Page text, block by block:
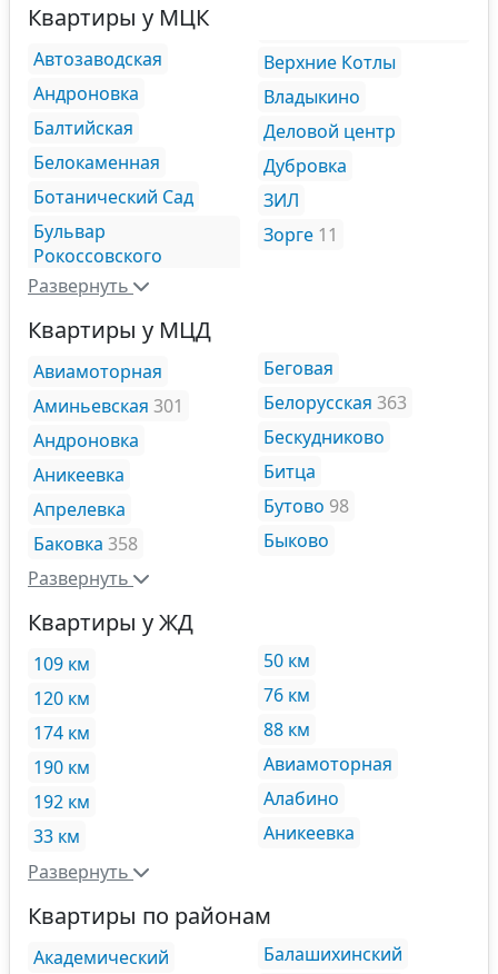
Квартиры у МЦК
Автозаводская
Андроновка
Балтийская
Белокаменная
Ботанический Сад
Бульвар
Рокоссовского
Верхние Котлы
Владыкино
Деловой центр
Дубровка
ЗИЛ
Зорге 11
Развернуть
Квартиры у МЦД
Авиамоторная
Аминьевская 301
Андроновка
Аникеевка
Апрелевка
Баковка 358
Беговая
Белорусская 363
Бескудниково
Битца
Бутово 98
Быково
Развернуть
Квартиры у ЖД
109 км
120 км
174 км
190 км
192 км
33 км
50 км
76 км
88 км
Авиамоторная
Алабино
Аникеевка
Развернуть
Квартиры по районам
Академический
Балашихинский